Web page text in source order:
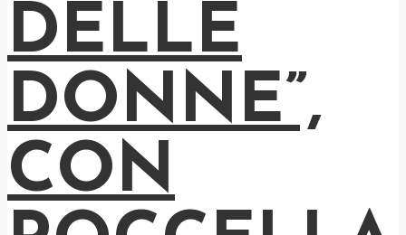
DELLE
DONNE”,
CON